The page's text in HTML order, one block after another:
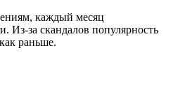
каждый месяц
Из-за скандалов популярность
раньше.